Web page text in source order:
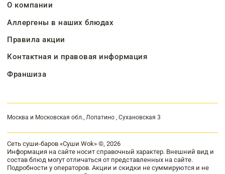
О компании
Аллергены в наших блюдах
Правила акции
Контактная и правовая информация
Франшиза
Москва и Московская обл., Лопатино , Сухановская 3
Сеть суши-баров «Суши Wok» ©, 2026
Информация на сайте носит справочный характер. Внешний вид и
состав блюд могут отличаться от представленных на сайте.
Подробности у операторов. Акции и скидки не суммируются и не